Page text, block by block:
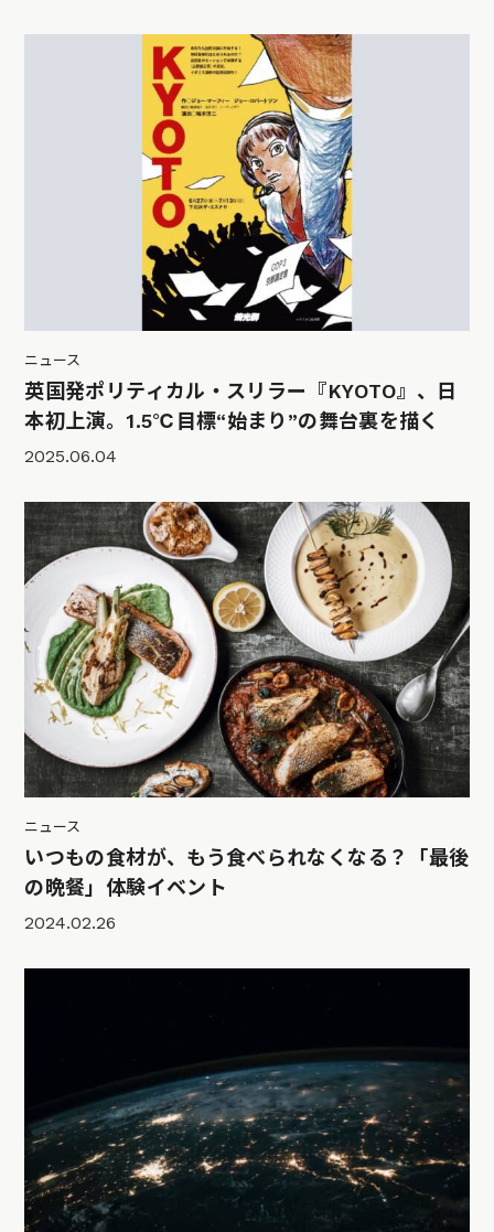
ニュース
英国発ポリティカル・スリラー『KYOTO』、日
本初上演。1.5℃目標“始まり”の舞台裏を描く
2025.06.04
ニュース
いつもの食材が、もう食べられなくなる？「最後
の晩餐」体験イベント
2024.02.26